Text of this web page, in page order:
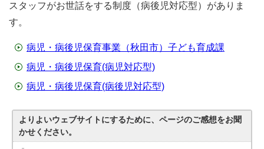
スタッフがお世話をする制度（病後児対応型）がありま
す。
病児・病後児保育事業（秋田市）子ども育成課
病児・病後児保育(病児対応型)
病児・病後児保育(病後児対応型)
よりよいウェブサイトにするために、ページのご感想をお聞
かせください。